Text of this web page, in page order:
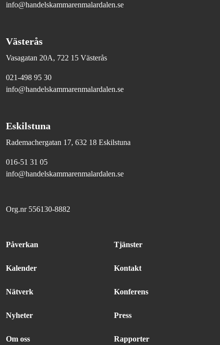
info@handelskammarenmalardalen.se
Västerås
Vasagatan 20A, 722 15 Västerås
021-498 95 30
info@handelskammarenmalardalen.se
Eskilstuna
Rademachergatan 17, 632 18 Eskilstuna
016-51 31 05
info@handelskammarenmalardalen.se
Org.nr 556130-8882
Påverkan
Kalender
Nätverk
Nyheter
Om oss
Tjänster
Kontakt
Konferens
Press
Rapporter